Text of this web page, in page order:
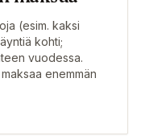
(esim. kaksi
kohti;
vuodessa.
enemmän